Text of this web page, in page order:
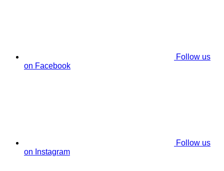
Follow us
on Facebook
Follow us
on Instagram